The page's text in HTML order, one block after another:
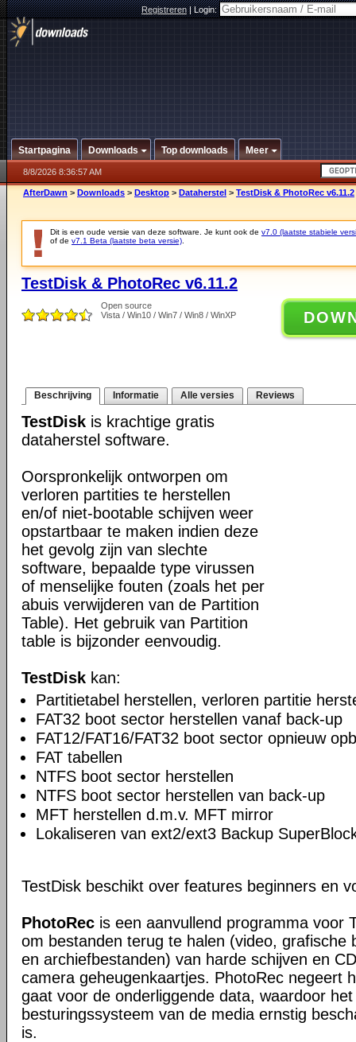
Registreren|Login:
Startpagina Downloads Top downloads Meer
8/8/2026 8:36:57 AM
AfterDawn > Downloads > Desktop > Dataherstel > TestDisk & PhotoRec v6.11.2
Dit is een oude versie van deze software. Je kunt ook de v7.0 (laatste stabiele
of de v7.1 Beta (laatste beta versie)
TestDisk & PhotoRec v6.11.2
Open source
Vista / Win10 / Win7 / Win8 / WinXP
Beschrijving Informatie Alle versies Reviews
TestDisk is krachtige gratis
dataherstel software.
Oorspronkelijk ontworpen om
verloren partities te herstellen
en/of niet-bootable schijven weer
opstartbaar te maken indien deze
het gevolg zijn van slechte
software, bepaalde type virussen
of menselijke fouten (zoals het per
abuis verwijderen van de Partition
Table). Het gebruik van Partition
table is bijzonder eenvoudig.
TestDisk kan:
Partitietabel herstellen, verloren partitie
FAT32 boot sector herstellen vanaf back-up
FAT12/FAT16/FAT32 boot sector opnieuw
FAT tabellen
NTFS boot sector herstellen
NTFS boot sector herstellen van back-up
MFT herstellen d.m.v. MFT mirror
Lokaliseren van ext2/ext3 Backup
TestDisk beschikt over features beginners en
PhotoRec is een aanvullend programma voor
om bestanden terug te halen (video, grafische
en archiefbestanden) van harde schijven en
camera geheugenkaartjes. PhotoRec negeert
gaat voor de onderliggende data, waardoor
besturingssysteem van de media ernstig
is.